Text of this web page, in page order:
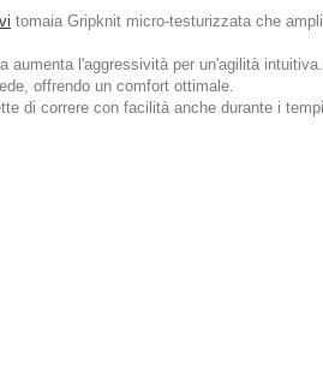
tomaia Gripknit micro-testurizzata che
aumenta l'aggressività per un'agilità intuitiva.
offrendo un comfort ottimale.
di correre con facilità anche durante i